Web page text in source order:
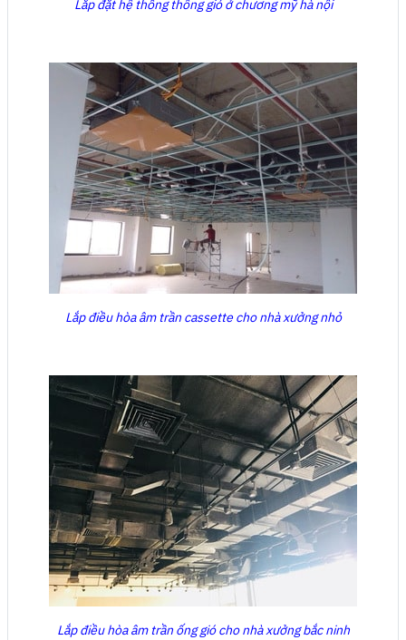
Lắp đặt hệ thống thông gió ở chương mỹ hà nội
Lắp điều hòa âm trần cassette cho nhà xưởng nhỏ
Lắp điều hòa âm trần ống gió cho nhà xưởng bắc ninh